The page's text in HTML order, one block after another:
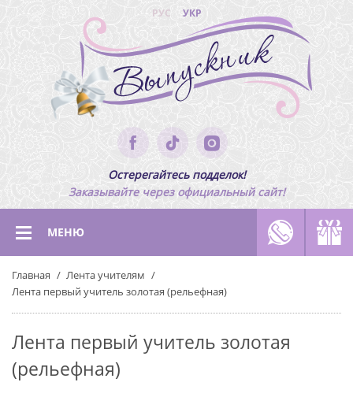
РУС УКР
Остерегайтесь подделок!
Заказывайте через официальный сайт!
МЕНЮ
Главная
Лента учителям
Лента первый учитель золотая (рельефная)
Лента первый учитель золотая
(рельефная)